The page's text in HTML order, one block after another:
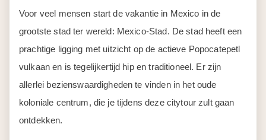
Voor veel mensen start de vakantie in Mexico in de
grootste stad ter wereld: Mexico-Stad. De stad heeft een
prachtige ligging met uitzicht op de actieve Popocatepetl
vulkaan en is tegelijkertijd hip en traditioneel. Er zijn
allerlei bezienswaardigheden te vinden in het oude
koloniale centrum, die je tijdens deze citytour zult gaan
ontdekken.